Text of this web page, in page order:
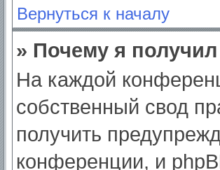
Вернуться к началу
» Почему я
На каждой
собственный свод
получить
конференции, и